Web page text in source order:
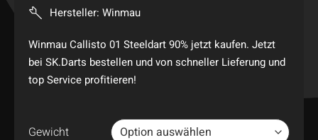
Hersteller: Winmau
Winmau Callisto 01 Steeldart 90% jetzt kaufen. Jetzt
bei SK.Darts bestellen und von schneller Lieferung und
top Service profitieren!
Gewicht